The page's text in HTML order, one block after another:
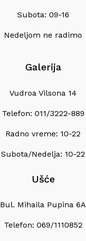
Subota: 09-16
Nedeljom ne radimo
Galerija
Vudroa Vilsona 14
Telefon: 011/3222-889
Radno vreme: 10-22
Subota/Nedelja: 10-22
Ušće
Bul. Mihaila Pupina 6A
Telefon: 069/1110852